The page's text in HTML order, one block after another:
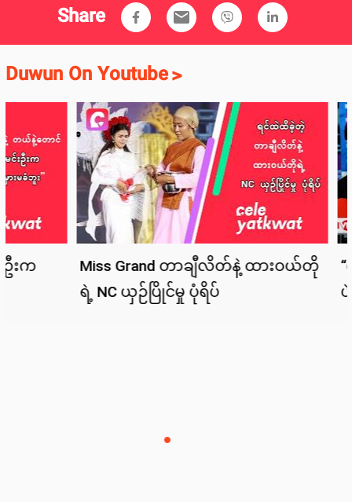
Share email
Duwun On Youtube>